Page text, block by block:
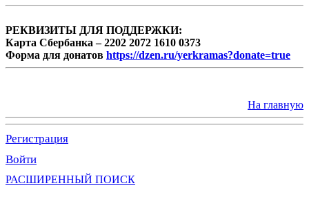
РЕКВИЗИТЫ ДЛЯ ПОДДЕРЖКИ:
Карта Сбербанка – 2202 2072 1610 0373
Форма для донатов https://dzen.ru/yerkramas?donate=true
На главную
Регистрация
Войти
РАСШИРЕННЫЙ ПОИСК